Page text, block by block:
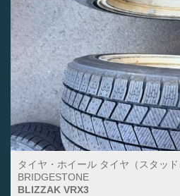
タイヤ・ホイール タイヤ（スタッ
BRIDGESTONE
BLIZZAK VRX3